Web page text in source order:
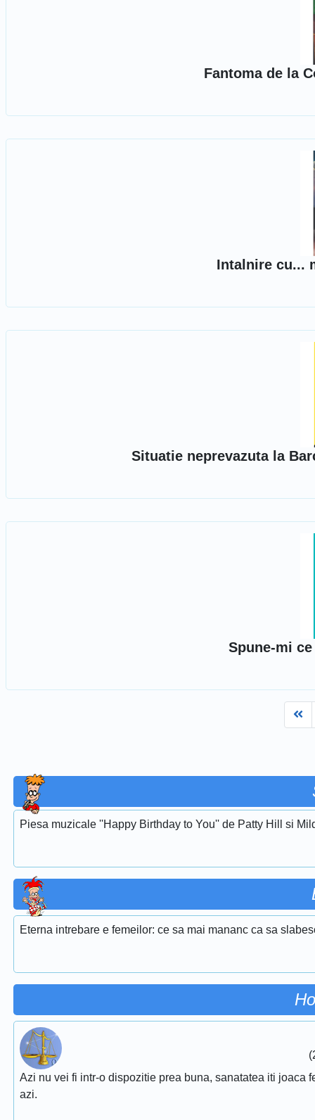
Fantoma de la
Intalnire cu...
Situatie neprevazuta la
Spune-mi
Piesa muzicale ''Happy Birthday to You'' de Patty Hill si
Eterna intrebare e femeilor: ce sa mai mananc ca sa
Azi nu vei fi intr-o dispozitie prea buna, sanatatea iti joaca
azi.